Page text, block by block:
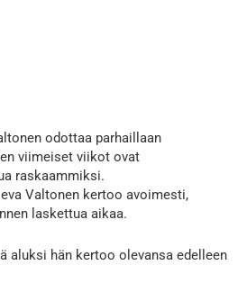
odottaa parhaillaan
viimeiset viikot ovat
raskaammiksi.
Valtonen kertoo avoimesti,
laskettua aikaa.
aluksi hän kertoo olevansa edelleen